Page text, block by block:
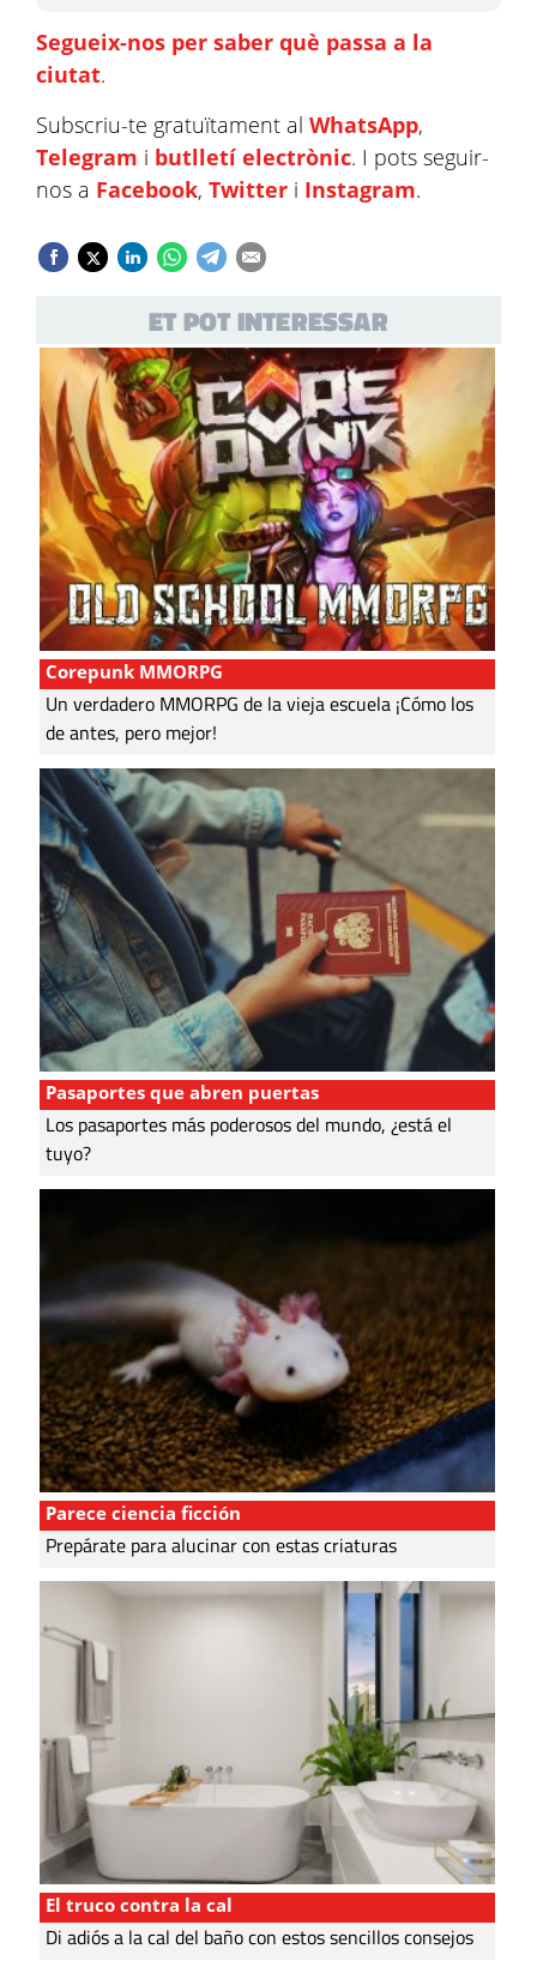
Segueix-nos per saber què passa a la
ciutat.
Subscriu-te gratuïtament al WhatsApp,
Telegram i butlletí electrònic. I pots seguir-
nos a Facebook, Twitter i Instagram.
ET POT INTERESSAR
Corepunk MMORPG
Un verdadero MMORPG de la vieja escuela ¡Cómo los
de antes, pero mejor!
Pasaportes que abren puertas
Los pasaportes más poderosos del mundo, ¿está el
tuyo?
Parece ciencia ficción
Prepárate para alucinar con estas criaturas
El truco contra la cal
Di adiós a la cal del baño con estos sencillos consejos